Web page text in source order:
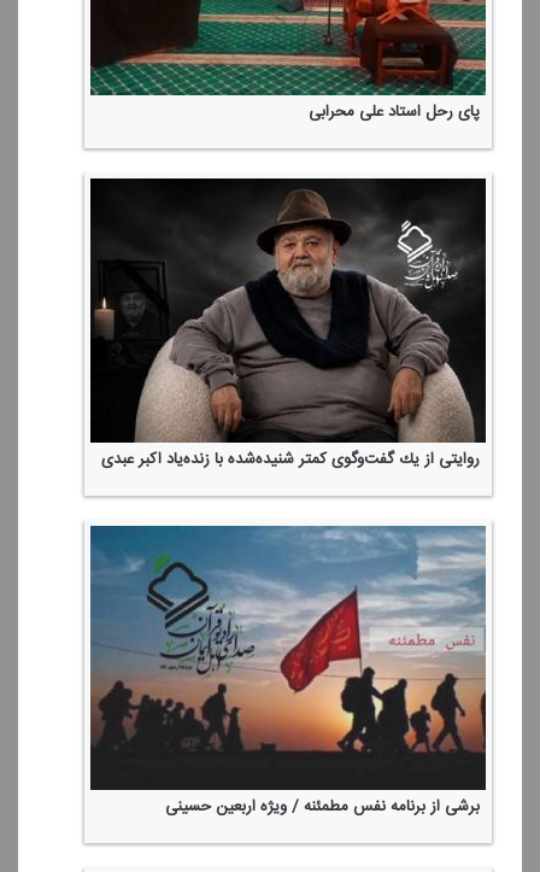
پای رحل استاد علی محرابی
روایتی از یك گفت‌وگوی كمتر شنیده‌شده با زنده‌یاد اكبر عبدی
برشی از برنامه نفس مطمئنه / ویژه اربعین حسینی